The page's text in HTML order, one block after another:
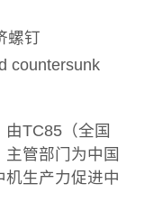
螺钉
countersunk
TC85（全国
管部门为中国
生产力促进中